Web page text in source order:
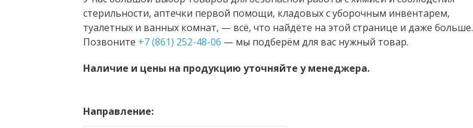
стерильности, аптечки первой помощи, кладовых с уборочным инвентарем,
туалетных и ванных комнат, — всё, что найдёте на этой странице и даже больше.
Позвоните +7 (861) 252-48-06 — мы подберём для вас нужный товар.
Наличие и цены на продукцию уточняйте у менеджера.
Направление: